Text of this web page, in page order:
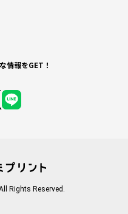
情報をGET！
Rights Reserved.